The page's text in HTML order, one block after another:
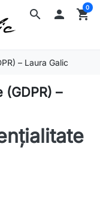
search  shopping_cart
0
– Laura Galic
–